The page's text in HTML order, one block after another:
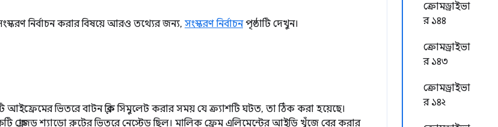
ক্রোমড্রাইভা
র ১৪৪
ক্রোমড্রাইভা
র ১৪৩
ক্রোমড্রাইভা
র ১৪২
নির্বাচন করার বিষয়ে আরও তথ্যের জন্য, সংস্করণ নির্বাচনপৃষ্ঠাটি দেখুন।
ভিতরে বাটন ক্লিক সিমুলেট করার সময় যে ক্র্যাশটি ঘটত, তা ঠিক করা হয়েছে।
ক্লোজড শ্যাডো রুটের ভিতরে নেস্টেড ছিল। মালিক ফ্রেম এলিমেন্টের আইডি খুঁজে বের করার